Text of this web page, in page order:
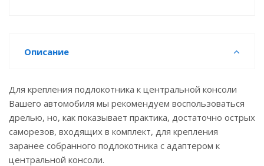
Описание
Для крепления подлокотника к центральной консоли
Вашего автомобиля мы рекомендуем воспользоваться
дрелью, но, как показывает практика, достаточно острых
саморезов, входящих в комплект, для крепления
заранее собранного подлокотника с адаптером к
центральной консоли.